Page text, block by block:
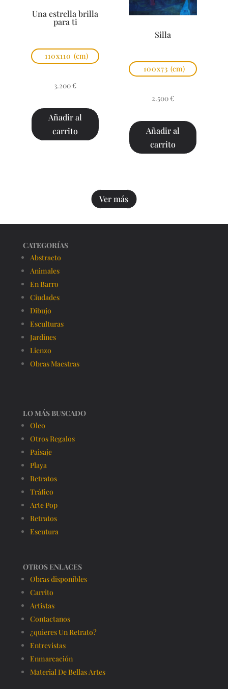
Una estrella brilla
para ti
110x110 (cm)
3.200 €
Añadir al
carrito
Silla
100x73 (cm)
2.500 €
Añadir al
carrito
Ver más
CATEGORÍAS
Abstracto
Animales
En Barro
Ciudades
Dibujo
Esculturas
Jardines
Lienzo
Obras Maestras
LO MÁS BUSCADO
Oleo
Otros Regalos
Paisaje
Playa
Retratos
Tráfico
Arte Pop
Retratos
Escutura
OTROS ENLACES
Obras disponibles
Carrito
Artistas
Contactanos
¿quieres Un Retrato?
Entrevistas
Enmarcación
Material De Bellas Artes